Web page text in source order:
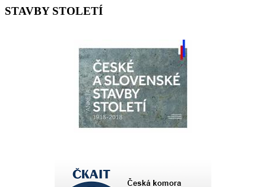
STAVBY STOLETÍ